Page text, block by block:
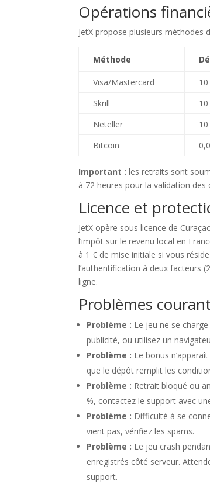
Opérations
JetX propose plusieurs méthodes
Méthode
Visa/Mastercard
Skrill
Neteller
Bitcoin
Important : les retraits sont
à 72 heures pour la validation des
Licence et
JetX opère sous licence de
l’impôt sur le revenu local en
à 1 € de mise initiale si vous
l’authentification à deux facteurs
ligne.
Problèmes
Problème : Le jeu ne se charge
publicité, ou utilisez un
Problème : Le bonus
que le dépôt remplit les
Problème : Retrait bloqué ou
%, contactez le support avec
Problème : Difficulté à se
vient pas, vérifiez les spams.
Problème : Le jeu crash
enregistrés côté serveur.
support.